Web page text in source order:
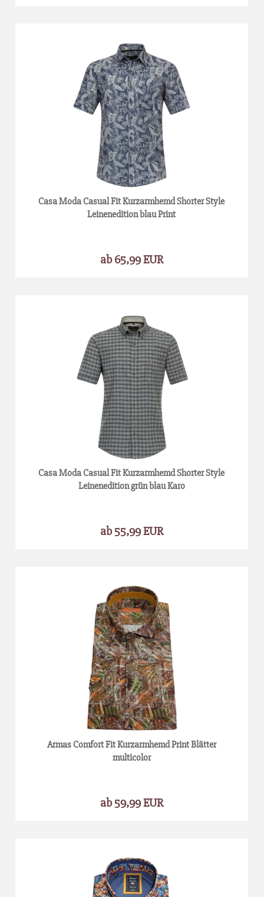
Casa Moda Casual Fit Kurzarmhemd Shorter Style
Leinenedition blau Print
ab 65,99 EUR
Casa Moda Casual Fit Kurzarmhemd Shorter Style
Leinenedition grün blau Karo
ab 55,99 EUR
Armas Comfort Fit Kurzarmhemd Print Blätter
multicolor
ab 59,99 EUR